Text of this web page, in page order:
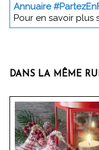
Annuaire
Pour en savoir plus
DANS LA MÊME